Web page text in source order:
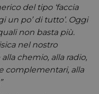
del tipo ‘faccia
un po’ di tutto’. Oggi
non basta più.
nel nostro
chemio, alla radio,
complementari, alla